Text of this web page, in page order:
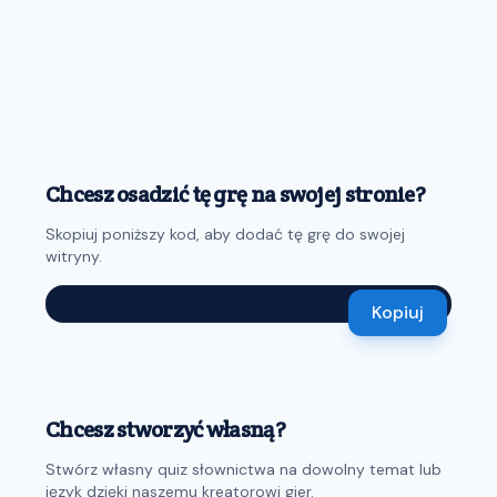
Chcesz osadzić tę grę na swojej stronie?
Skopiuj poniższy kod, aby dodać tę grę do swojej
witryny.
Kopiuj
Chcesz stworzyć własną?
Stwórz własny quiz słownictwa na dowolny temat lub
język dzięki naszemu kreatorowi gier.